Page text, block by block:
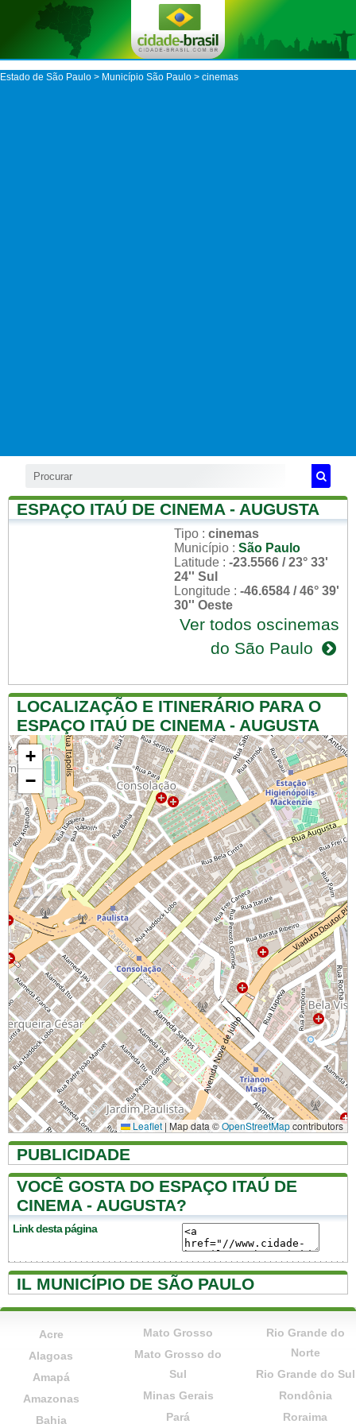
Estado de São Paulo > Município São Paulo > cinemas
ESPAÇO ITAÚ DE CINEMA - AUGUSTA
Tipo : cinemas
Município : São Paulo
Latitude : -23.5566 / 23° 33'
24'' Sul
Longitude : -46.6584 / 46° 39'
30'' Oeste
Ver todos oscinemas
do São Paulo
LOCALIZAÇÃO E ITINERÁRIO PARA O
ESPAÇO ITAÚ DE CINEMA - AUGUSTA
+
−
Leaflet | Map data ©OpenStreetMapcontributors
PUBLICIDADE
VOCÊ GOSTA DO ESPAÇO ITAÚ DE
CINEMA - AUGUSTA?
Link desta página
IL MUNICÍPIO DE SÃO PAULO
Acre
Alagoas
Amapá
Amazonas
Bahia
Mato Grosso
Mato Grosso do
Sul
Minas Gerais
Pará
Rio Grande do
Norte
Rio Grande do Sul
Rondônia
Roraima